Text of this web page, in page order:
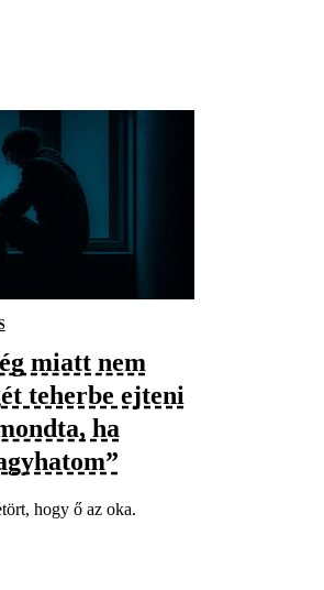
miatt nem
teherbe ejteni
ha
hogy ő az oka.